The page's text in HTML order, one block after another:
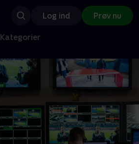
Log ind Prøv nu
Kategorier